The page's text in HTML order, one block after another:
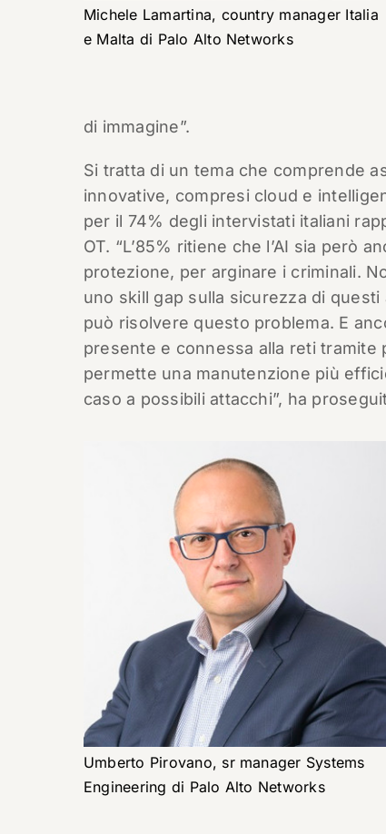
Michele Lamartina, country manager Italia
e Malta di Palo Alto Networks
di immagine”.
Si tratta di un tema che comprende
innovative, compresi cloud e
per il 74% degli intervistati italiani
OT. “L’85% ritiene che l’AI sia però
protezione, per arginare i criminali.
uno skill gap sulla sicurezza di
può risolvere questo problema. E
presente e connessa alla reti tramite
permette una manutenzione più
caso a possibili attacchi”, ha
Umberto Pirovano, sr manager Systems
Engineering di Palo Alto Networks